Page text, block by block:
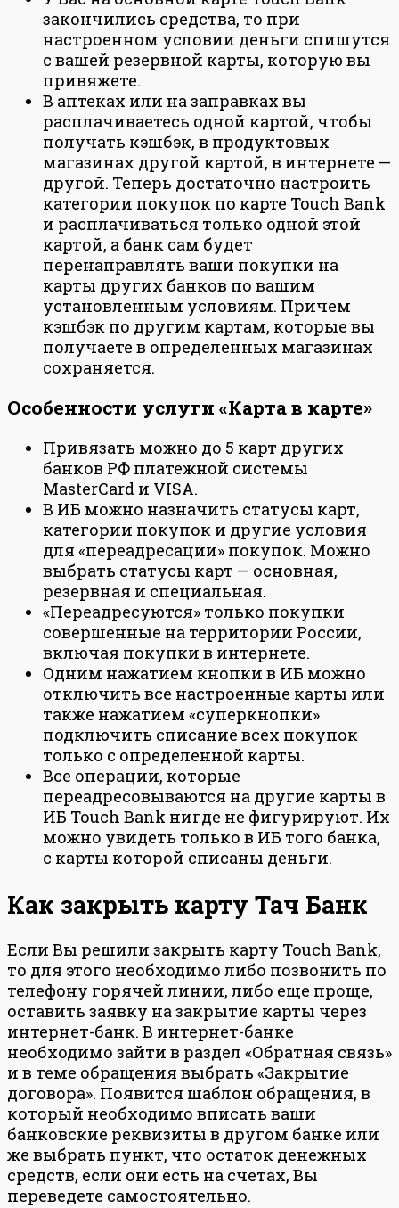
закончились средства, то при
настроенном условии деньги спишутся
с вашей резервной карты, которую вы
привяжете.
В аптеках или на заправках вы
расплачиваетесь одной картой, чтобы
получать кэшбэк, в продуктовых
магазинах другой картой, в интернете —
другой. Теперь достаточно настроить
категории покупок по карте Touch Bank
и расплачиваться только одной этой
картой, а банк сам будет
перенаправлять ваши покупки на
карты других банков по вашим
установленным условиям. Причем
кэшбэк по другим картам, которые вы
получаете в определенных магазинах
сохраняется.
Особенности услуги «Карта в карте»
Привязать можно до 5 карт других
банков РФ платежной системы
MasterCard и VISA.
В ИБ можно назначить статусы карт,
категории покупок и другие условия
для «переадресации» покупок. Можно
выбрать статусы карт — основная,
резервная и специальная.
«Переадресуются» только покупки
совершенные на территории России,
включая покупки в интернете.
Одним нажатием кнопки в ИБ можно
отключить все настроенные карты или
также нажатием «суперкнопки»
подключить списание всех покупок
только с определенной карты.
Все операции, которые
переадресовываются на другие карты в
ИБ Touch Bank нигде не фигурируют. Их
можно увидеть только в ИБ того банка,
с карты которой списаны деньги.
Как закрыть карту Тач Банк
Если Вы решили закрыть карту Touch Bank,
то для этого необходимо либо позвонить по
телефону горячей линии, либо еще проще,
оставить заявку на закрытие карты через
интернет-банк. В интернет-банке
необходимо зайти в раздел «Обратная связь»
и в теме обращения выбрать «Закрытие
договора». Появится шаблон обращения, в
который необходимо вписать ваши
банковские реквизиты в другом банке или
же выбрать пункт, что остаток денежных
средств, если они есть на счетах, Вы
переведете самостоятельно.